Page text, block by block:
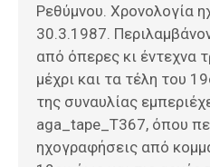
Ρεθύμνου. Χρονολογία
30.3.1987.
από όπερες κι έντεχνα
μέχρι και τα τέλη του
της συναυλίας
aga_tape_T367, όπου
ηχογραφήσεις από